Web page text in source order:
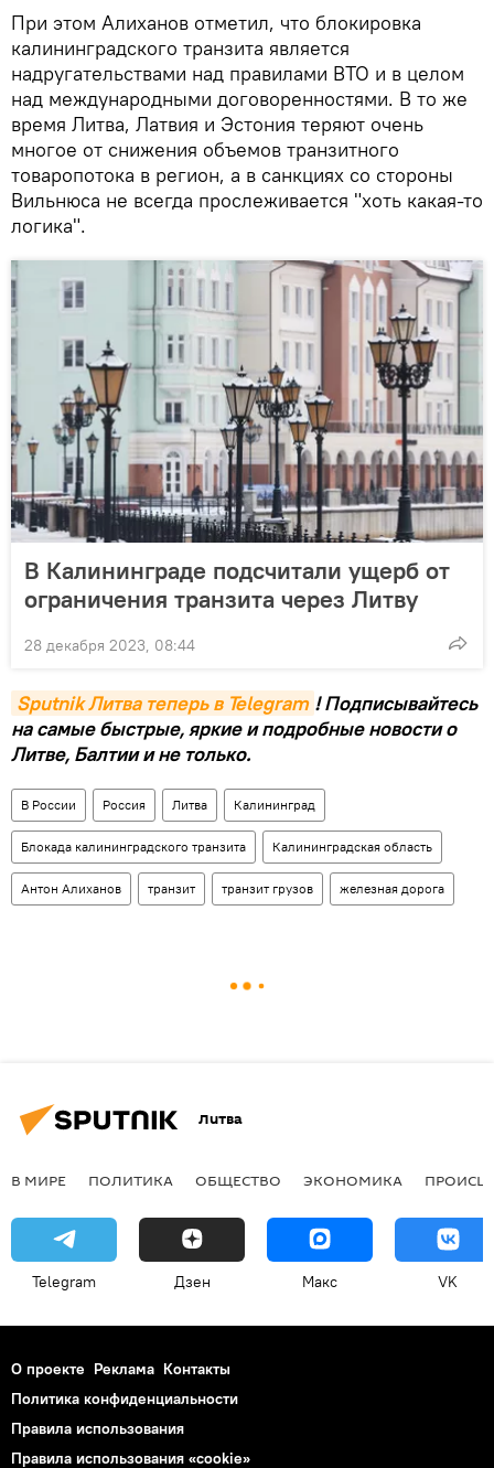
При этом Алиханов отметил, что блокировка
калининградского транзита является
надругательствами над правилами ВТО и в целом
над международными договоренностями. В то же
время Литва, Латвия и Эстония теряют очень
многое от снижения объемов транзитного
товаропотока в регион, а в санкциях со стороны
Вильнюса не всегда прослеживается "хоть какая-то
логика".
В Калининграде подсчитали ущерб от
ограничения транзита через Литву
28 декабря 2023, 08:44
Sputnik Литва теперь в Telegram ! Подписывайтесь
на самые быстрые, яркие и подробные новости о
Литве, Балтии и не только.
В России Россия Литва Калининград
Блокада калининградского транзита Калининградская область
Антон Алиханов транзит транзит грузов железная дорога
Литва
В МИРЕ ПОЛИТИКА ОБЩЕСТВО ЭКОНОМИКА
Telegram Дзен Макс VK
О проекте Реклама Контакты
Политика конфиденциальности
Правила использования
Правила использования «cookie»